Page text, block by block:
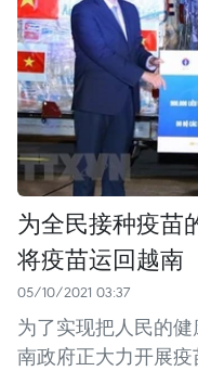
为全民接种疫苗
将疫苗运回越南
05/10/2021 03:37
为了实现把人民的
南政府正大力开展